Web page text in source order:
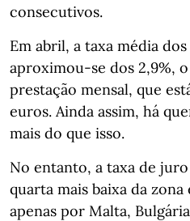
consecutivos.
Em abril, a taxa média
aproximou-se dos 2,9%,
prestação mensal, que
euros. Ainda assim, há
mais do que isso.
No entanto, a taxa de
quarta mais baixa da
apenas por Malta,